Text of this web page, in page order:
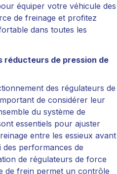
équiper votre véhicule des
de freinage et profitez
dans toutes les
réducteurs de pression de
des régulateurs de
de considérer leur
du système de
essentiels pour ajuster
entre les essieux avant
des performances de
de régulateurs de force
de frein permet un contrôle